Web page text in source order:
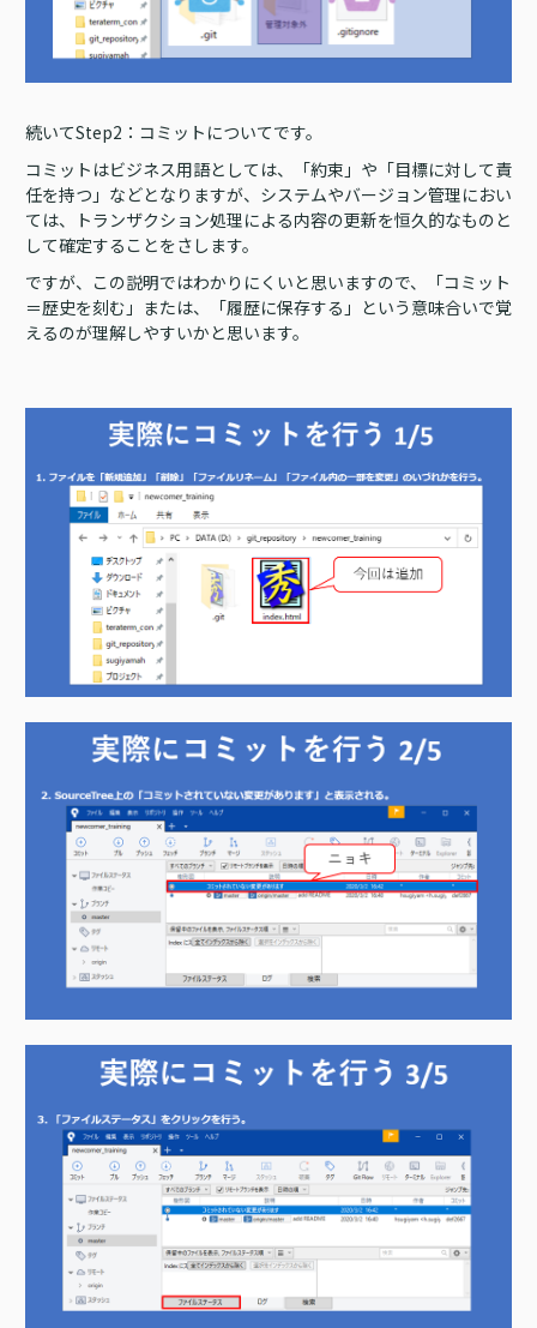
続いてStep2：コミットについてです。
コミットはビジネス用語としては、「約束」や「目標に対して責
任を持つ」などとなりますが、システムやバージョン管理におい
ては、トランザクション処理による内容の更新を恒久的なものと
して確定することをさします。
ですが、この説明ではわかりにくいと思いますので、「コミット
＝歴史を刻む」または、「履歴に保存する」という意味合いで覚
えるのが理解しやすいかと思います。